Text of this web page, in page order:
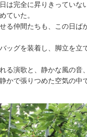
は完全に昇りきっていな
ていた。
る仲間たちも、この日ば
ッグを装着し、脚立を立
る演歌と、静かな風の
かで張りつめた空気の中